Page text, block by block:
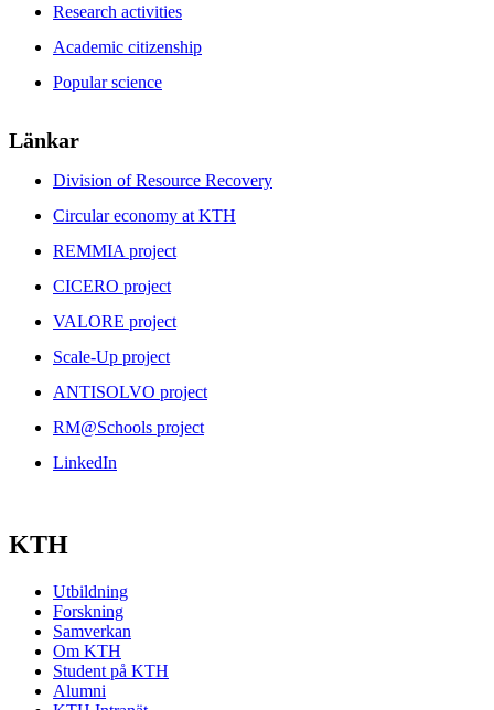
Research activities
Academic citizenship
Popular science
Länkar
Division of Resource Recovery
Circular economy at KTH
REMMIA project
CICERO project
VALORE project
Scale-Up project
ANTISOLVO project
RM@Schools project
LinkedIn
KTH
Utbildning
Forskning
Samverkan
Om KTH
Student på KTH
Alumni